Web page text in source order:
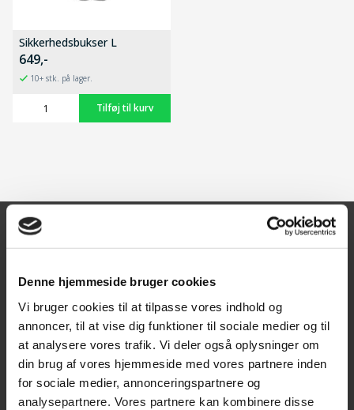
Denne hjemmeside bruger cookies
Vi bruger cookies til at tilpasse vores indhold og
annoncer, til at vise dig funktioner til sociale medier og til
at analysere vores trafik. Vi deler også oplysninger om
din brug af vores hjemmeside med vores partnere inden
for sociale medier, annonceringspartnere og
analysepartnere. Vores partnere kan kombinere disse
Sikkerhedsbukser L
649,-
10+ stk. på lager.
Knullen 22
5260 Odense S
CVR: DK66212319